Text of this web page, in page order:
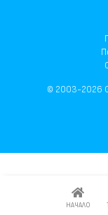
НАЧАЛО
© 2003-2026